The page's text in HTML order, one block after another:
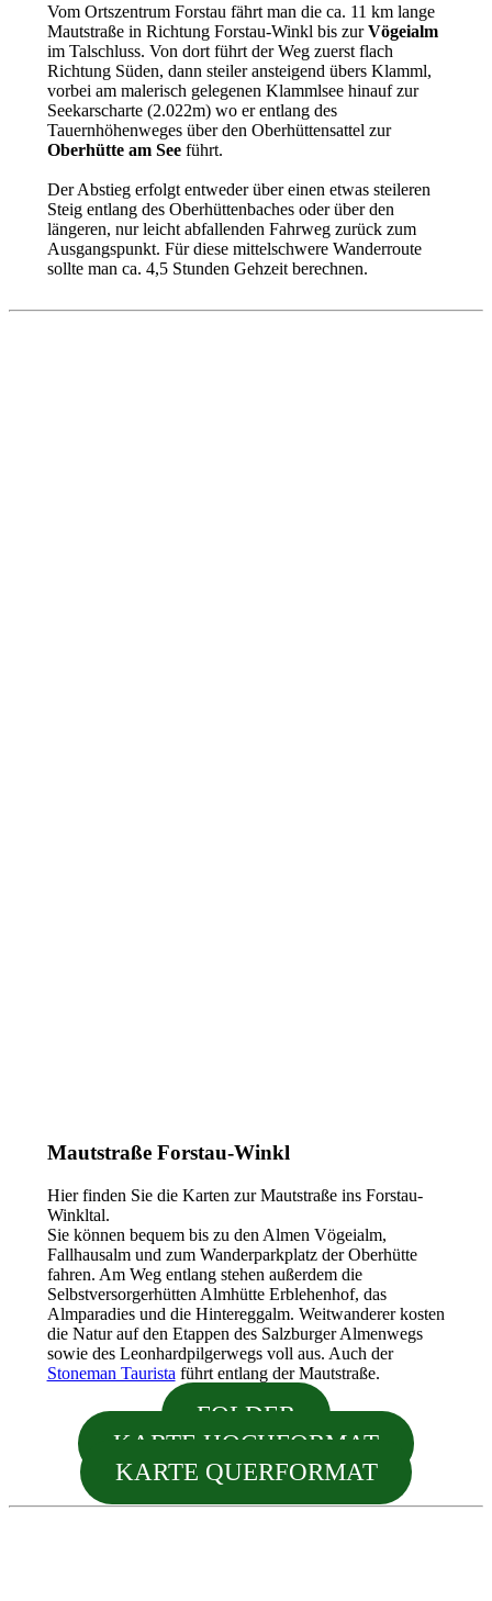
Vom Ortszentrum Forstau fährt man die ca. 11 km lange
Mautstraße in Richtung Forstau-Winkl bis zurVögeialm
im Talschluss. Von dort führt der Weg zuerst flach
Richtung Süden, dann steiler ansteigend übers Klamml,
vorbei am malerisch gelegenen Klammlsee hinauf zur
Seekarscharte (2.022m) wo er entlang des
Tauernhöhenweges über den Oberhüttensattel zur
Oberhütte am Seeführt.
Der Abstieg erfolgt entweder über einen etwas steileren
Steig entlang des Oberhüttenbaches oder über den
längeren, nur leicht abfallenden Fahrweg zurück zum
Ausgangspunkt. Für diese mittelschwere Wanderroute
sollte man ca. 4,5 Stunden Gehzeit berechnen.
Mautstraße Forstau-Winkl
Hier finden Sie die Karten zur Mautstraße ins Forstau-
Winkltal.
Sie können bequem bis zu den Almen Vögeialm,
Fallhausalm und zum Wanderparkplatz der Oberhütte
fahren. Am Weg entlang stehen außerdem die
Selbstversorgerhütten Almhütte Erblehenhof, das
Almparadies und die Hintereggalm. Weitwanderer kosten
die Natur auf den Etappen des Salzburger Almenwegs
sowie des Leonhardpilgerwegs voll aus. Auch der
Stoneman Taurista führt entlang der Mautstraße.
FOLDER
KARTE HOCHFORMAT
KARTE QUERFORMAT